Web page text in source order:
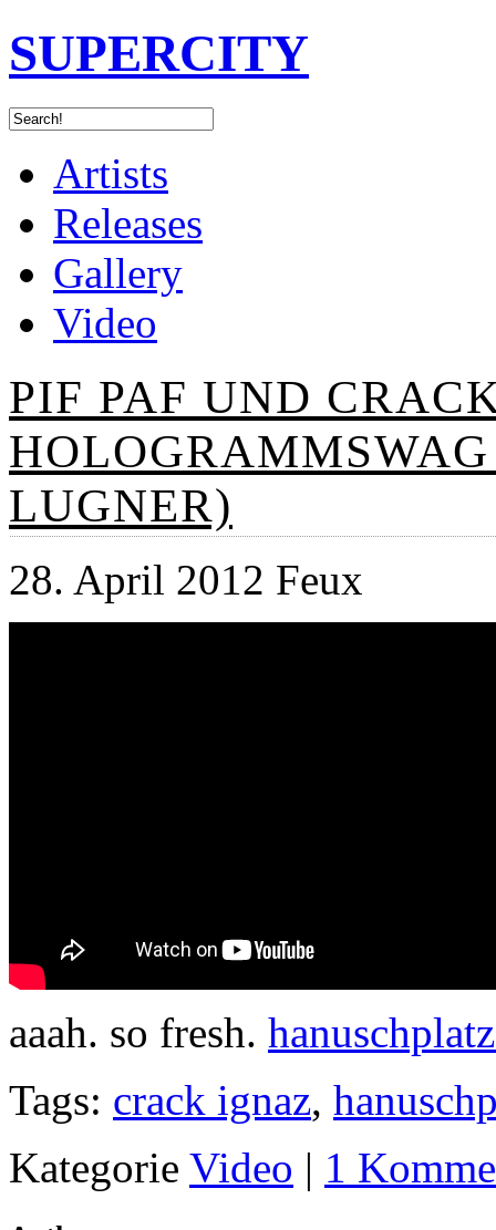
SUPERCITY
Artists
Releases
Gallery
Video
PIF PAF UND
LUGNER)
28. April 2012 Feux
aaah. so fresh.
Tags: crack ignaz,
Kategorie Video | 1